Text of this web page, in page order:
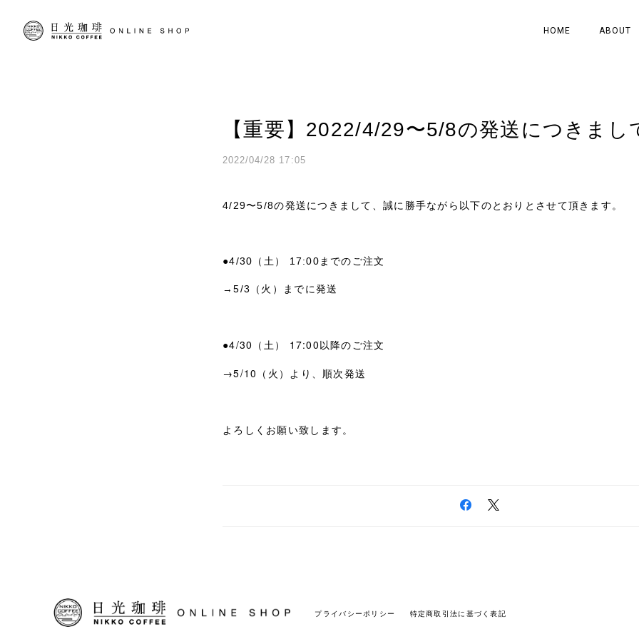
HOME ABOUT
【重要】2022/4/29〜5/8の発送につきまし
2022/04/28 17:05
4/29〜5/8の発送につきまして、誠に勝手ながら以下のとおりとさせて頂きます。
●4/30（土） 17:00までのご注文
→5/3（火）までに発送
●4/30（土） 17:00以降のご注文
→5/10（火）より、順次発送
よろしくお願い致します。
プライバシーポリシー 特定商取引法に基づく表記